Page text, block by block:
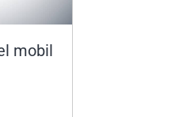
mobil